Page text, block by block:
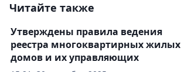
Читайте также
Утверждены правила ведения
реестра многоквартирных жилых
домов и их управляющих